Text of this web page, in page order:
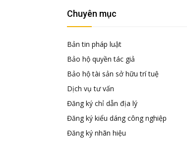
Chuyên mục
Bản tin pháp luật
Bảo hộ quyền tác giả
Bảo hộ tài sản sở hữu trí tuệ
Dịch vụ tư vấn
Đăng ký chỉ dẫn địa lý
Đăng ký kiểu dáng công nghiệp
Đăng ký nhãn hiệu